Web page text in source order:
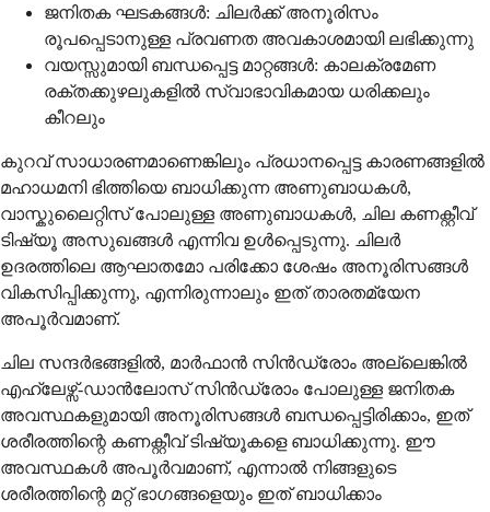
ജനിതക ഘടകങ്ങൾ: ചിലർക്ക് അനൂരിസം
രൂപപ്പെടാനുള്ള പ്രവണത അവകാശമായി ലഭിക്കുന്നു
വയസ്സുമായി ബന്ധപ്പെട്ട മാറ്റങ്ങൾ: കാലക്രമേണ
രക്തക്കുഴലുകളിൽ സ്വാഭാവികമായ ധരിക്കലും
കീറലും
കുറവ് സാധാരണമാണെങ്കിലും പ്രധാനപ്പെട്ട കാരണങ്ങളിൽ
മഹാധമനി ഭിത്തിയെ ബാധിക്കുന്ന അണുബാധകൾ,
വാസ്കുലൈറ്റിസ് പോലുള്ള അണുബാധകൾ, ചില കണക്റ്റീവ്
ടിഷ്യൂ അസുഖങ്ങൾ എന്നിവ ഉൾപ്പെടുന്നു. ചിലർ
ഉദരത്തിലെ ആഘാതമോ പരിക്കോ ശേഷം അനൂരിസങ്ങൾ
വികസിപ്പിക്കുന്നു, എന്നിരുന്നാലും ഇത് താരതമ്യേന
അപൂർവമാണ്.
ചില സന്ദർഭങ്ങളിൽ, മാർഫാൻ സിൻഡ്രോം അല്ലെങ്കിൽ
എഹ്ലേഴ്സ്-ഡാൻലോസ് സിൻഡ്രോം പോലുള്ള ജനിതക
അവസ്ഥകളുമായി അനൂരിസങ്ങൾ ബന്ധപ്പെട്ടിരിക്കാം, ഇത്
ശരീരത്തിന്റെ കണക്റ്റീവ് ടിഷ്യൂകളെ ബാധിക്കുന്നു. ഈ
അവസ്ഥകൾ അപൂർവമാണ്, എന്നാൽ നിങ്ങളുടെ
ശരീരത്തിന്റെ മറ്റ് ഭാഗങ്ങളെയും ഇത് ബാധിക്കാം